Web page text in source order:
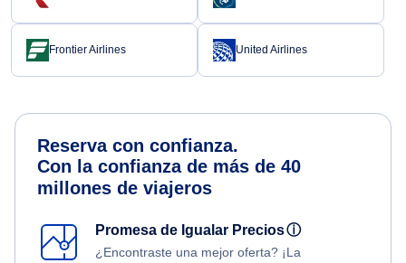
Frontier Airlines United Airlines
Reserva con confianza.
Con la confianza de más de 40
millones de viajeros
Promesa de Igualar Preciosⓘ
¿Encontraste una mejor oferta? ¡La